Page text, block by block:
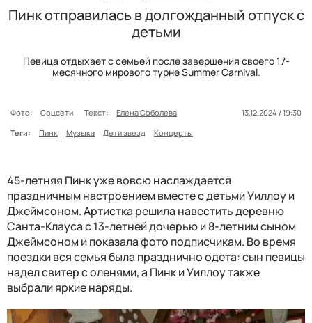
Пинк отправилась в долгожданный отпуск с
детьми
Певица отдыхает с семьей после завершения своего 17-
месячного мирового турне Summer Carnival.
Фото: Соцсети Текст: Елена Соболева
13.12.2024 / 19:30
Теги:
Пинк Музыка Дети звезд Концерты
45-летняя Пинк уже вовсю наслаждается
праздничным настроением вместе с детьми Уиллоу и
Джеймсоном. Артистка решила навестить деревню
Санта-Клауса с 13-летней дочерью и 8-летним сыном
Джеймсоном и показала фото подписчикам. Во время
поездки вся семья была празднично одета: сын певицы
надел свитер с оленями, а Пинк и Уиллоу также
выбрали яркие наряды.